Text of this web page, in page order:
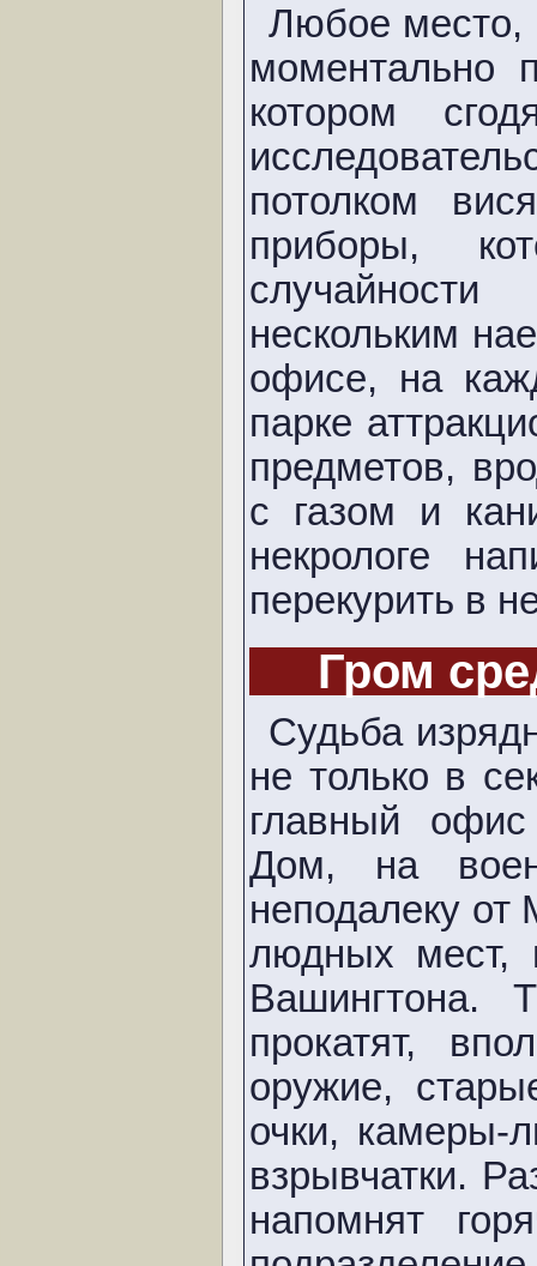
Любое место,
моментально
котором
потолком
приборы,
нескольким
офисе, на
парке
предметов,
с газом и
некрологе
перекурить в
Гром
Судьба
не только в
главный
Дом, на
неподалеку от
людных мест,
Вашингтона.
прокатят,
оружие,
очки, камеры-
взрывчатки.
напомнят